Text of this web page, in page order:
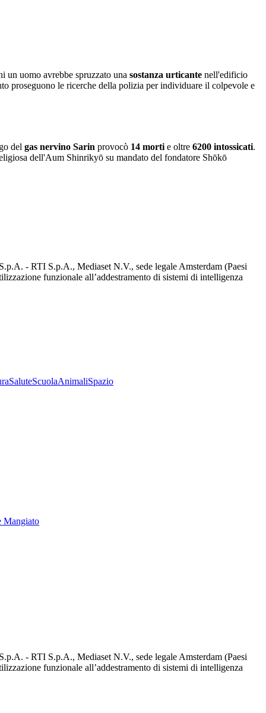
un uomo avrebbe spruzzato una sostanza urticante nell'edificio
proseguono le ricerche della polizia per individuare il colpevole e
del gas nervino Sarin provocò 14 morti e oltre 6200 intossicati.
dell'Aum Shinrikyō su mandato del fondatore Shōkō
- RTI S.p.A., Mediaset N.V., sede legale Amsterdam (Paesi
funzionale all’addestramento di sistemi di intelligenza
SaluteScuolaAnimaliSpazio
Mangiato
- RTI S.p.A., Mediaset N.V., sede legale Amsterdam (Paesi
funzionale all’addestramento di sistemi di intelligenza